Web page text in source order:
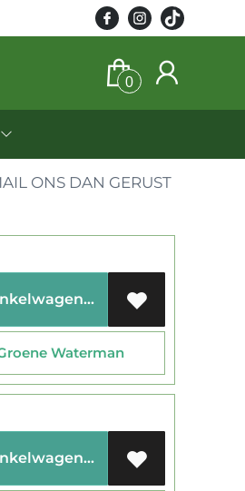
0
ONS DAN GERUST
Toevoegen aan winkelwagen
Waterman
Toevoegen aan winkelwagen